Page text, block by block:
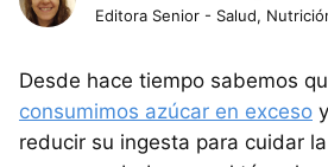
Editora Senior - Salud,
Desde hace tiempo sabemos
consumimos azúcar en exceso
reducir su ingesta para cuidar